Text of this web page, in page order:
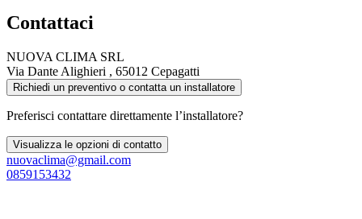
Contattaci
NUOVA CLIMA SRL
Via Dante Alighieri , 65012 Cepagatti
Richiedi un preventivo o contatta un installatore
Preferisci contattare direttamente l’installatore?
Visualizza le opzioni di contatto
nuovaclima@gmail.com
0859153432